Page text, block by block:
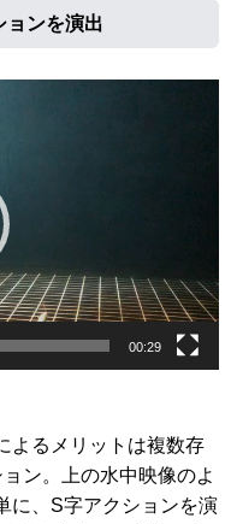
ョンを演出
00:29
よるメリットは複数存
ン。上の水中映像のよ
に、S字アクションを演